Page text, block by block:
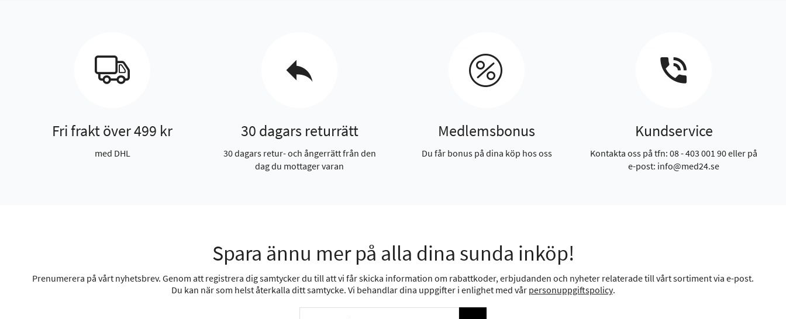
Fri frakt över 499 kr
med DHL
30 dagars returrätt
30 dagars retur- och ångerrätt från den
dag du mottager varan
Medlemsbonus
Du får bonus på dina köp hos oss
Kundservice
Kontakta oss på tfn: 08 - 403 001 90 eller på
e-post: info@med24.se
Spara ännu mer på alla dina sunda inköp!
Prenumerera på vårt nyhetsbrev. Genom att registrera dig samtycker du till att vi får skicka information om rabattkoder, erbjudanden och nyheter relaterade till vårt sortiment via e-post.
Du kan när som helst återkalla ditt samtycke. Vi behandlar dina uppgifter i enlighet med vår personuppgiftspolicy.